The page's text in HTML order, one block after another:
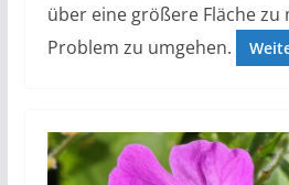
über eine größere Fläche zu
Problem zu umgehen.